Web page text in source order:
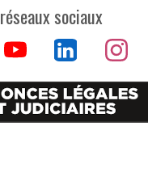
réseaux sociaux